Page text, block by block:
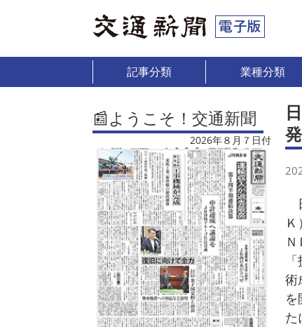
記事分類 業種分類
📰ようこそ！交通新聞
2026年８月７日付
術
た